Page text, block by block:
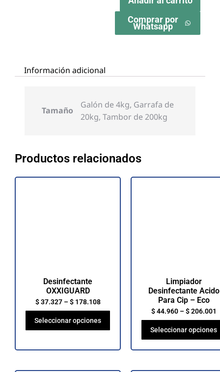
Comprar por
Whatsapp
Información adicional
Tamaño
Galón de 4kg, Garrafa de
20kg, Tambor de 200kg
Productos relacionados
Desinfectante
OXXIGUARD
$37.327–$178.108
Seleccionar opciones
Limpiador
Desinfectante Acido
Para Cip – Eco
$44.960–$206.001
Seleccionar opciones